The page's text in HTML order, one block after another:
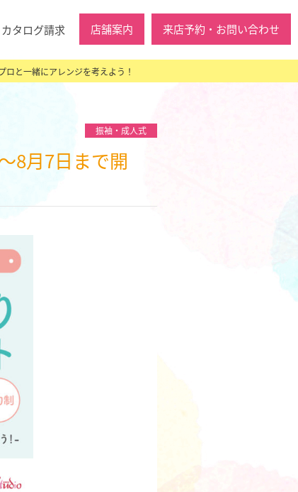
カタログ請求 店舗案内 来店予約・お問い合わせ
と一緒にアレンジを考えよう！
振袖・成人式